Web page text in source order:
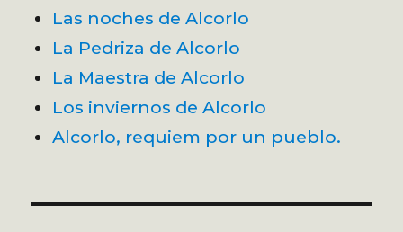
Las noches de Alcorlo
La Pedriza de Alcorlo
La Maestra de Alcorlo
Los inviernos de Alcorlo
Alcorlo, requiem por un pueblo.